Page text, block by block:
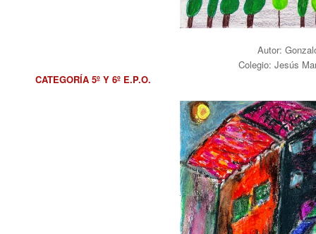
Autor:
Colegio: Jesús
CATEGORÍA 5º Y 6º E.P.O.